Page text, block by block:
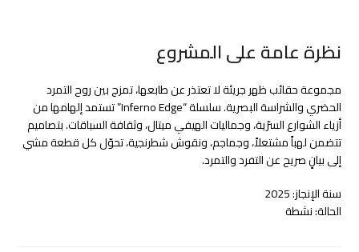
نظرة عامة على المشروع
مجموعة حقائب ظهر جريئة لا تعتذر عن طابعها، تمزج بين روح التمرد
الحضري والشراسة البصرية. سلسلة “Inferno Edge” تستمد إلهامها من
أزياء الشوارع السرّية، وجماليات الهيفي ميتال، وثقافة السباقات. بتصاميم
تتضمن لهباً مشتعلاً، وجماجم، ونقوش شطرنجية، تحوّل كل قطعة مشي
إلى بيانٍ صريح عن التفرد والتمرد.
سنة الإنجاز: 2025
الحالة: نشطة